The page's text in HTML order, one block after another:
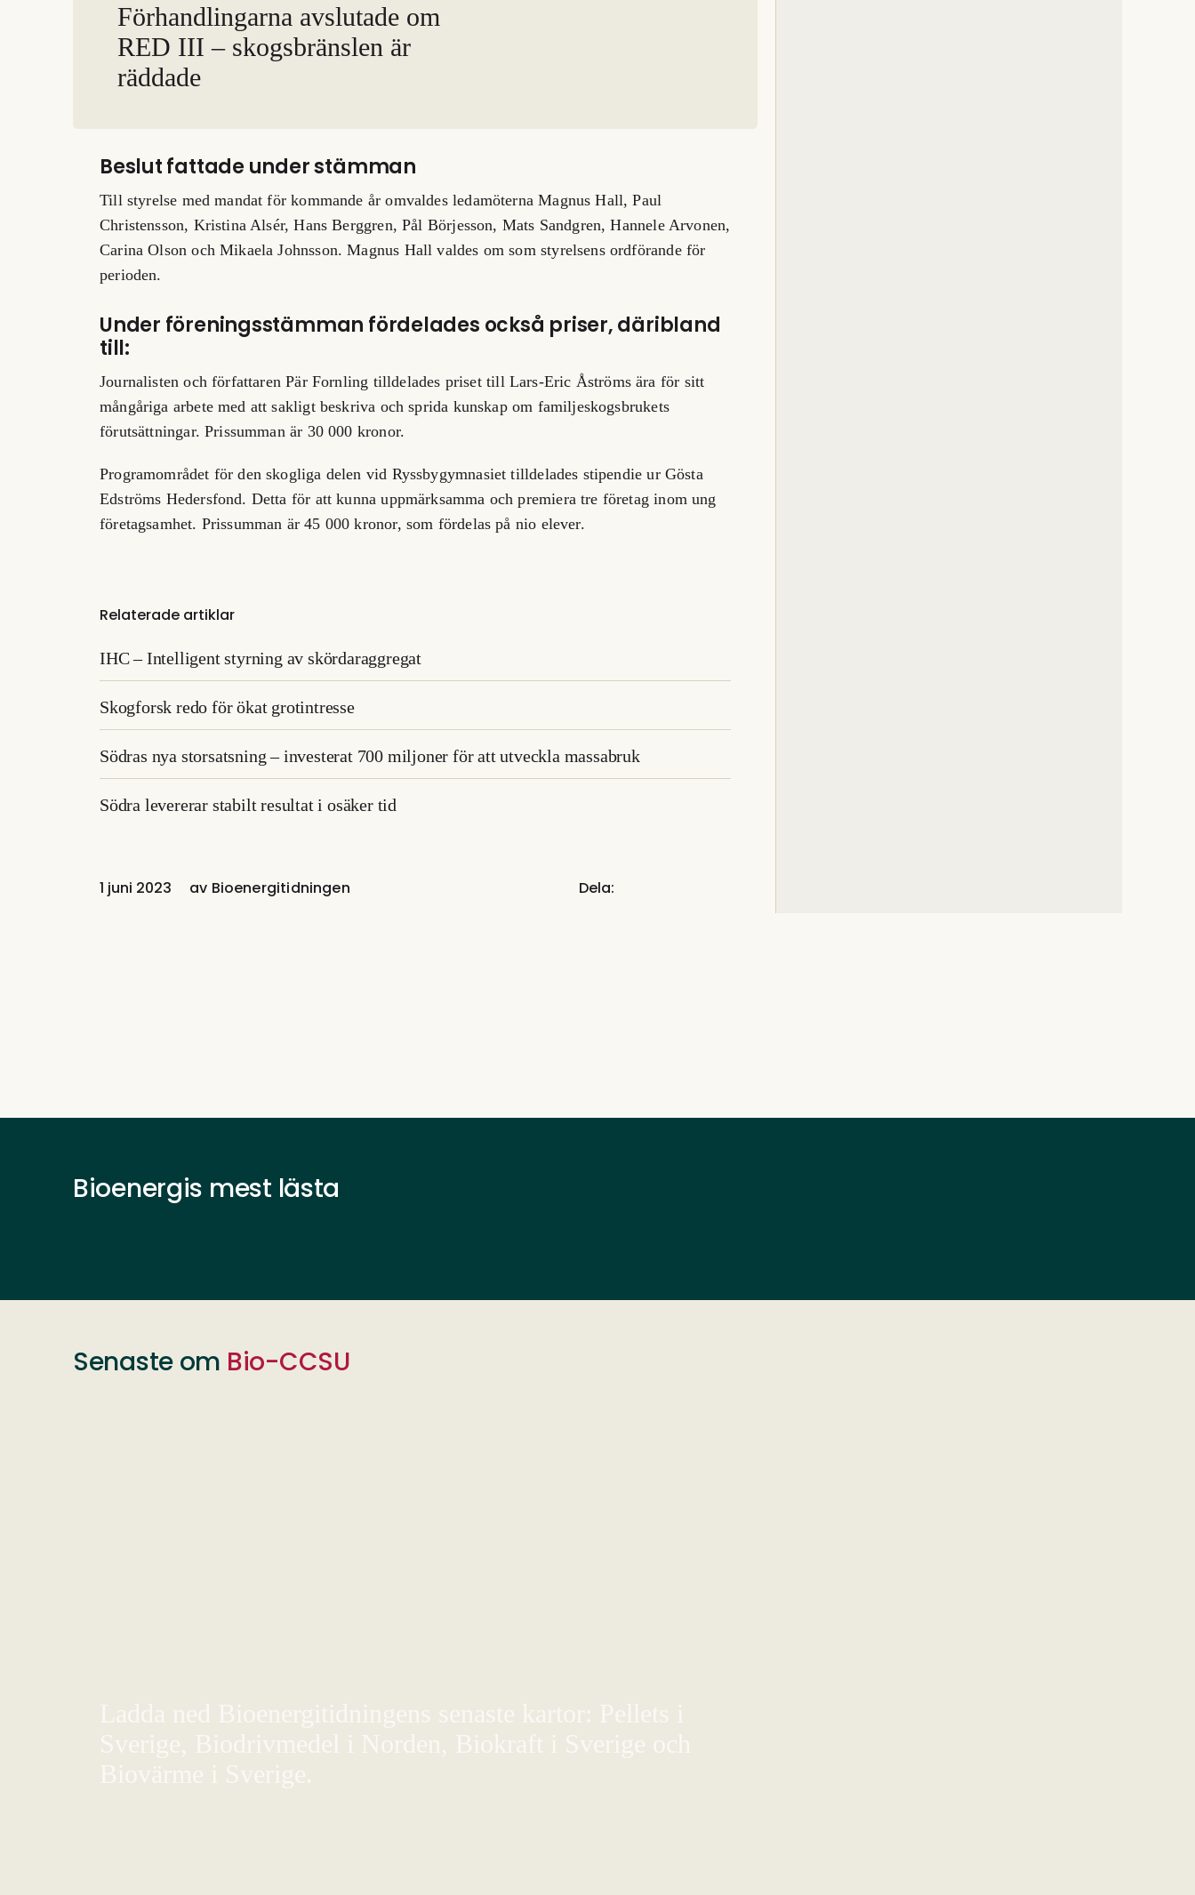
Förhandlingarna avslutade om
RED III – skogsbränslen är
räddade
Beslut fattade under stämman
Till styrelse med mandat för kommande år omvaldes ledamöterna Magnus Hall, Paul
Christensson, Kristina Alsér, Hans Berggren, Pål Börjesson, Mats Sandgren, Hannele Arvonen,
Carina Olson och Mikaela Johnsson. Magnus Hall valdes om som styrelsens ordförande för
perioden.
Under föreningsstämman fördelades också priser, däribland
till:
Journalisten och författaren Pär Fornling tilldelades priset till Lars-Eric Åströms ära för sitt
mångåriga arbete med att sakligt beskriva och sprida kunskap om familjeskogsbrukets
förutsättningar. Prissumman är 30 000 kronor.
Programområdet för den skogliga delen vid Ryssbygymnasiet tilldelades stipendie ur Gösta
Edströms Hedersfond. Detta för att kunna uppmärksamma och premiera tre företag inom ung
företagsamhet. Prissumman är 45 000 kronor, som fördelas på nio elever.
Relaterade artiklar
IHC – Intelligent styrning av skördaraggregat
Skogforsk redo för ökat grotintresse
Södras nya storsatsning – investerat 700 miljoner för att utveckla massabruk
Södra levererar stabilt resultat i osäker tid
1 juni 2023 av Bioenergitidningen Dela:
Bioenergis mest lästa
Senaste om Bio-CCSU
Ladda ned Bioenergitidningens senaste kartor: Pellets i
Sverige, Biodrivmedel i Norden, Biokraft i Sverige och
Biovärme i Sverige.